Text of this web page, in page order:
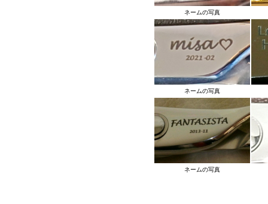
ネームの写真
ネームの写真
ネームの写真